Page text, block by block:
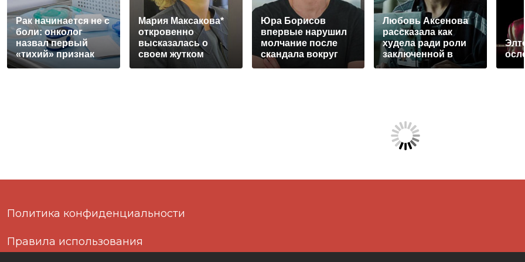
Рак начинается не с
боли: онколог
назвал первый
«тихий» признак
болезни
Мария Максакова*
откровенно
высказалась о
своем жутком
Юра Борисов
впервые нарушил
молчание после
скандала вокруг
«Гамлета»
Любовь Аксенова
рассказала как
худела ради роли
заключенной в
«Холоде»
Политика конфиденциальности
Правила использования